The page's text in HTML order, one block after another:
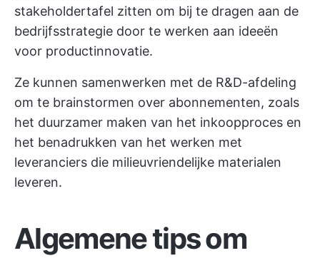
stakeholdertafel zitten om bij te dragen aan de
bedrijfsstrategie door te werken aan ideeën
voor productinnovatie.
Ze kunnen samenwerken met de R&D-afdeling
om te brainstormen over abonnementen, zoals
het duurzamer maken van het inkoopproces en
het benadrukken van het werken met
leveranciers die milieuvriendelijke materialen
leveren.
Algemene tips om